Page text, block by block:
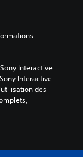
Interactive
Interactive
des